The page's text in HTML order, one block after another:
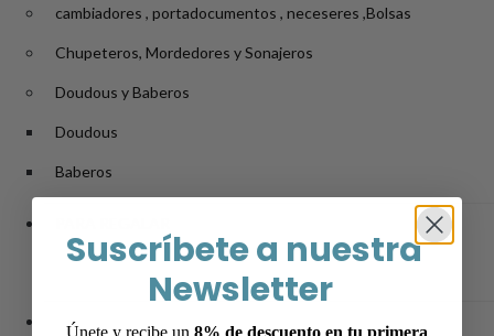
cambiadores , portadocumentos , neceseres ,Bolsas
Chupeteros, Mordedores y Sonajeros
Doudous y Baberos
Doudous
Baberos
Suscríbete a nuestra
Newsletter
Únete y recibe un 8% de descuento en tu primera